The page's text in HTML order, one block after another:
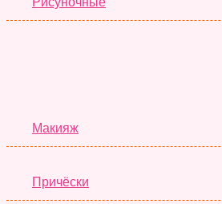
Макияж
Причёски